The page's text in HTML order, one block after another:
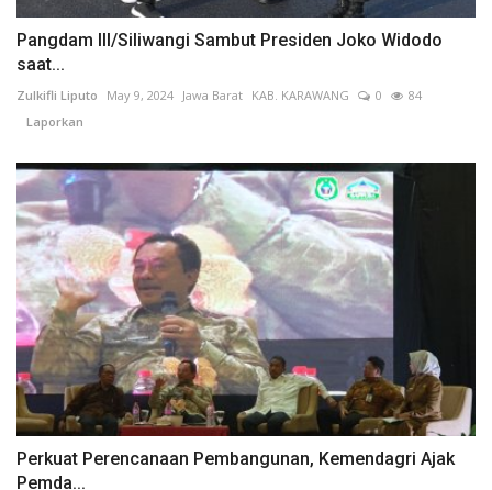
Pangdam III/Siliwangi Sambut Presiden Joko Widodo
saat...
Zulkifli Liputo May 9, 2024 Jawa Barat KAB. KARAWANG 0
84
Laporkan
Perkuat Perencanaan Pembangunan, Kemendagri Ajak
Pemda...